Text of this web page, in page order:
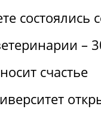
–
счастье